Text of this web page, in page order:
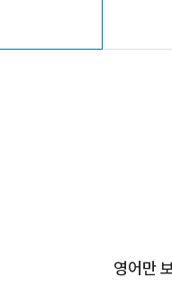
영어만